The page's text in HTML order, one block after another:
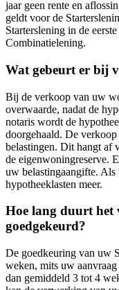
jaar geen rente en
geldt voor de
Starterslening in de
Combinatielening.
Wat gebeurt er bij
Bij de verkoop van uw
overwaarde, nadat de
notaris wordt de
doorgehaald. De
belastingen. Dit hangt af
de eigenwoningreserve.
uw belastingaangifte. Als
hypotheeklasten meer.
Hoe lang duurt
goedgekeurd?
De goedkeuring van uw
weken, mits uw
dan gemiddeld 3 tot 4